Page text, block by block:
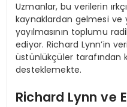
Uzmanlar, bu verilerin
kaynaklardan gelmesi ve
yayılmasının toplumu
ediyor. Richard Lynn’in
üstünlükçüler tarafından
desteklemekte.
Richard Lynn ve